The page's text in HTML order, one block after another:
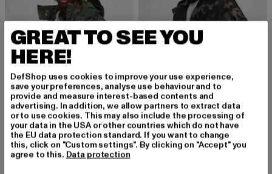
BRANDIT
Performance Outdoorjacket
BRANDIT
GREAT TO SEE YOU
HERE!
DefShop uses cookies to improve your use experience,
save your preferences, analyse use behaviour and to
provide and measure interest-based contents and
advertising. In addition, we allow partners to extract data
or to use cookies. This may also include the processing of
your data in the USA or other countries which do not have
the EU data protection standard. If you want to change
this, click on "Custom settings". By clicking on "Accept" you
agree to this. Data protection